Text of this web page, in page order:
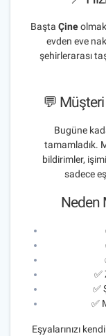
Başta Çineolmak
evden eve
şehirlerarası
💬
Bugüne
tamamladık.
bildirimler,
sadece
Neden
✅
✅
✅
Eşyalarınızı